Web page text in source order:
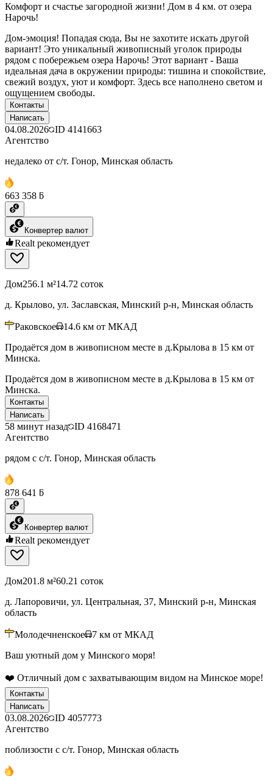
Комфорт и счастье загородной жизни! Дом в 4 км. от озера
Нарочь!
Дом-эмоция! Попадая сюда, Вы не захотите искать другой
вариант! Это уникальный живописный уголок природы
рядом с побережьем озера Нарочь! Этот вариант - Ваша
идеальная дача в окружении природы: тишина и спокойствие,
свежий воздух, уют и комфорт. Здесь все наполнено светом и
ощущением свободы.
Контакты
Написать
04.08.2026 ID 4141663
Агентство
недалеко от с/т. Гонор, Минская область
663 358 ƃ
Конвертер валют
Realt рекомендует
Дом256.1 м²14.72 соток
д. Крылово, ул. Заславская, Минский р-н, Минская область
Раковское 14.6 км от МКАД
Продаётся дом в живописном месте в д.Крылова в 15 км от
Минска.
Продаётся дом в живописном месте в д.Крылова в 15 км от
Минска.
Контакты
Написать
58 минут назад ID 4168471
Агентство
рядом с с/т. Гонор, Минская область
878 641 ƃ
Конвертер валют
Realt рекомендует
Дом201.8 м²60.21 соток
д. Лапоровичи, ул. Центральная, 37, Минский р-н, Минская
область
Молодечненское 7 км от МКАД
Ваш уютный дом у Минского моря!
❤️ Отличный дом с захватывающим видом на Минское море!
Контакты
Написать
03.08.2026 ID 4057773
Агентство
поблизости с с/т. Гонор, Минская область